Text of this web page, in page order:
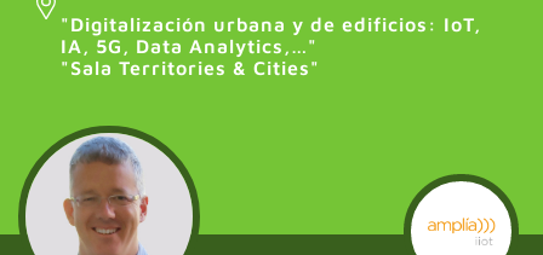
"Digitalización urbana y de edificios: IoT,
IA, 5G, Data Analytics,…"
"Sala Territories & Cities"